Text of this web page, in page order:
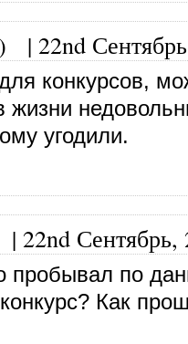
| 22nd
конкурсов,
жизни
угодили.
| 22nd Сентябрь,
пробывал по
Как